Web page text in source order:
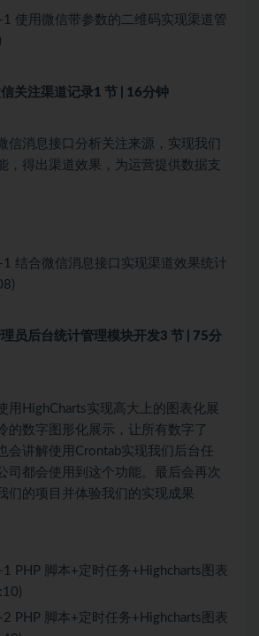
1 使用微信带参数的二维码实现渠道管
关注渠道记录1 节 | 16分钟
信消息接口分析关注来源，实现我们
，得出渠道效果，为运营提供数据支
1 结合微信消息接口实现渠道效果统计
员后台统计管理模块开发3 节 | 75分
用HighCharts实现高大上的图表化展
的数字图形化展示，让所有数字了
会讲解使用Crontab实现我们后台任
司都会使用到这个功能。最后会再次
们的项目并体验我们的实现成果
1 PHP 脚本+定时任务+Highcharts图表
2 PHP 脚本+定时任务+Highcharts图表